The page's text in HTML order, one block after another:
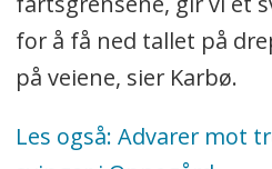
for å få ned tallet på
på veiene, sier Karbø.
Les også: Advarer mot